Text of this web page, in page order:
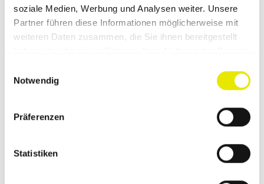
soziale Medien, Werbung und Analysen weiter. Unsere
Partner führen diese Informationen möglicherweise mit
weiteren Daten zusammen, die Sie ihnen bereitgestellt
Notwendig
Präferenzen
Statistiken
Jetzt Faltzelt konfigurieren